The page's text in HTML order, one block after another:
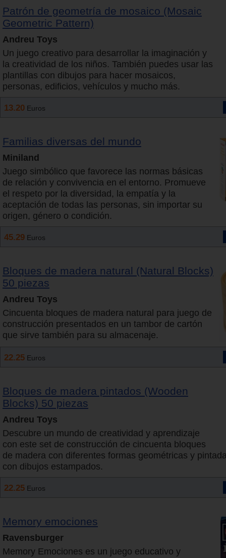
Patrón de geometría de mosaico (Mosaic
Geometric Pattern)
Andreu Toys
Un juego creativo para desarrollar la imaginación y
la creatividad de los niños. También puedes usar las
plantillas con dibujos para hacer mosaicos,
personas, edificios, vehículos y mucho más.
13.20 Euros
Familias diversas del mundo
Miniland
Juego simbólico que favorece las normas básicas
de relación y convivencia en el entorno. Promueve
el respeto por la diversidad, la empatía y la
aceptación de todas las personas, sin importar su
origen, género o condición.
45.29 Euros
Bloques de madera natural (Natural Blocks)
50 piezas
Andreu Toys
Cincuenta bloques de madera natural para juego de
construcción presentados en un tambor de cartón
que sirve también para su almacenaje.
22.25 Euros
Bloques de madera pintados (Wooden
Blocks) 50 piezas
Andreu Toys
Descubre un mundo de creatividad y aprendizaje
con este set de construcción de cincuenta bloques
de madera con diferentes formas geométricas y
con dibujos estampados.
22.25 Euros
Memory emociones
Ravensburger
Memory Emociones es un juego educativo y